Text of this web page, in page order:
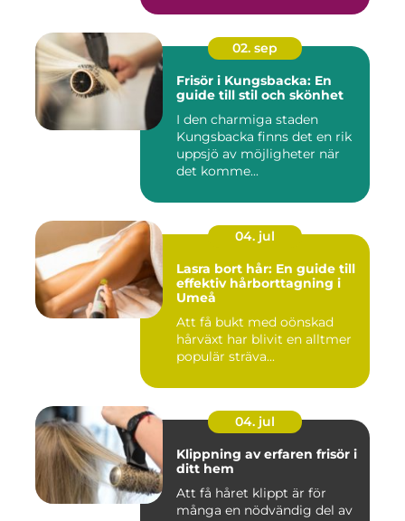
02. sep
Frisör i Kungsbacka: En
guide till stil och skönhet
I den charmiga staden
Kungsbacka finns det en rik
uppsjö av möjligheter när
det komme...
04. jul
Lasra bort hår: En guide till
effektiv hårborttagning i
Umeå
Att få bukt med oönskad
hårväxt har blivit en alltmer
populär sträva...
04. jul
Klippning av erfaren frisör i
ditt hem
Att få håret klippt är för
många en nödvändig del av